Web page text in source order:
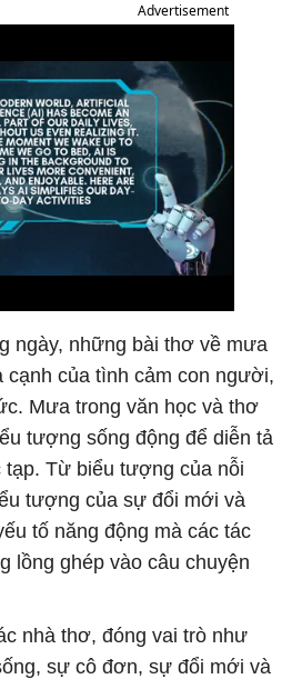
Advertisement
ngày, những bài thơ về mưa
cạnh của tình cảm con người,
Mưa trong văn học và thơ
tượng sống động để diễn tả
Từ biểu tượng của nỗi
tượng của sự đổi mới và
tố năng động mà các tác
lồng ghép vào câu chuyện
nhà thơ, đóng vai trò như
sự cô đơn, sự đổi mới và